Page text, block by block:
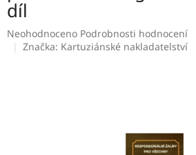
díl
Průměrné
hodnocení
Neohodnoceno Podrobnosti hodnocení
Značka: Kartuziánské nakladatelství